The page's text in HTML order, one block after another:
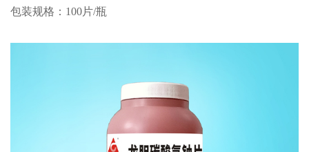
包装规格：100片/瓶